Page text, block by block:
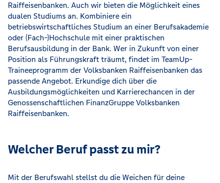
Raiffeisenbanken. Auch wir bieten die Möglichkeit eines
dualen Studiums an. Kombiniere ein
betriebswirtschaftliches Studium an einer Berufsakademie
oder (Fach-)Hochschule mit einer praktischen
Berufsausbildung in der Bank. Wer in Zukunft von einer
Position als Führungskraft träumt, findet im TeamUp-
Traineeprogramm der Volksbanken Raiffeisenbanken das
passende Angebot. Erkundige dich über die
Ausbildungsmöglichkeiten und Karrierechancen in der
Genossenschaftlichen FinanzGruppe Volksbanken
Raiffeisenbanken.
Welcher Beruf passt zu mir?
Mit der Berufswahl stellst du die Weichen für deine